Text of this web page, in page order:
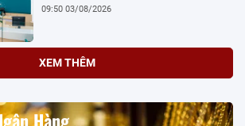
09:50 03/08/2026
XEM THÊM
Hàng